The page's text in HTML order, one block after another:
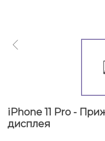
iPhone 11 Pro -
дисплея